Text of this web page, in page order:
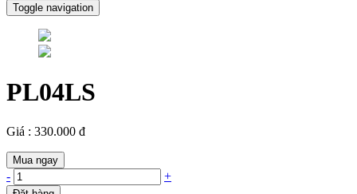
Toggle navigation
PL04LS
Giá : 330.000 đ
Mua ngay
- +